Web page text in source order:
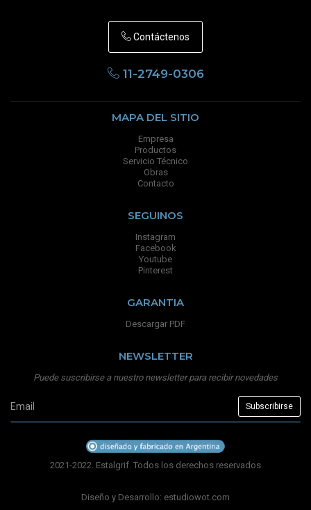
Contáctenos
11-2749-0306
MAPA DEL SITIO
Empresa
Productos
Servicio Técnico
Obras
Contacto
SEGUINOS
Instagram
Facebook
Youtube
Pinterest
GARANTIA
Descargar PDF
NEWSLETTER
Puede suscribirse a nuestro newsletter para recibir novedades
2021-2022. Estalgrif. Todos los derechos reservados
Diseño y Desarrollo: estudiowot.com